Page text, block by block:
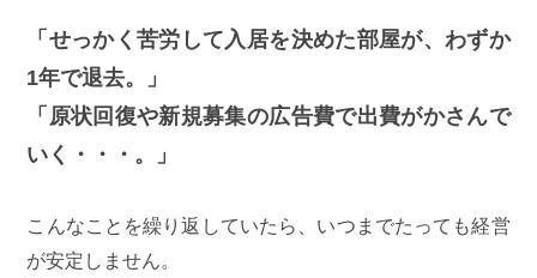
「せっかく苦労して入居を決めた部屋が、わずか
1年で退去。」
「原状回復や新規募集の広告費で出費がかさんで
いく・・・。」
こんなことを繰り返していたら、いつまでたっても経営
が安定しません。